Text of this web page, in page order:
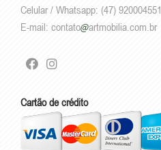
Celular / Whatsapp: (47) 920004551
E-mail: contato artmobilia.com.br
Cartão de crédito